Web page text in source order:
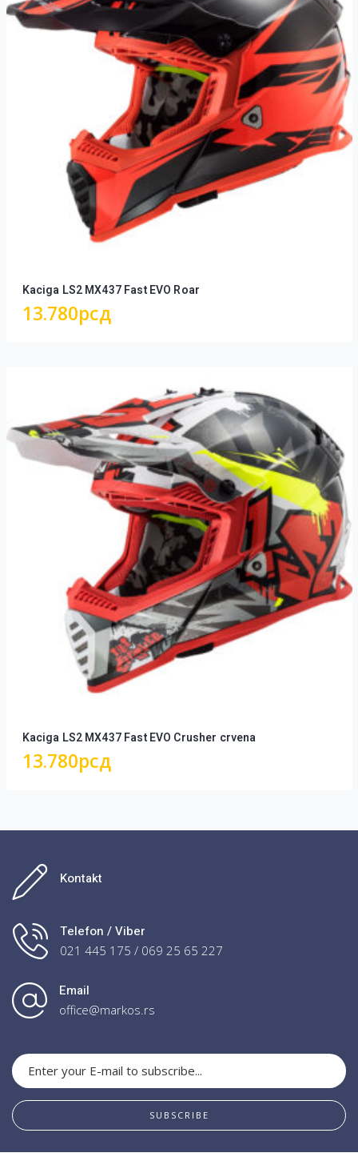
Kaciga LS2 MX437 Fast EVO Roar
13.780рсд
Kaciga LS2 MX437 Fast EVO Crusher crvena
13.780рсд
Kontakt
Telefon / Viber
021 445 175 / 069 25 65 227
Email
office@markos.rs
SUBSCRIBE